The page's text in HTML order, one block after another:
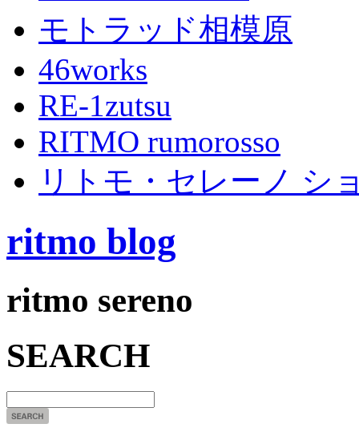
モトラッド相模原
46works
RE-1zutsu
RITMO rumorosso
リトモ・セレーノ シ
ritmo blog
ritmo sereno
SEARCH